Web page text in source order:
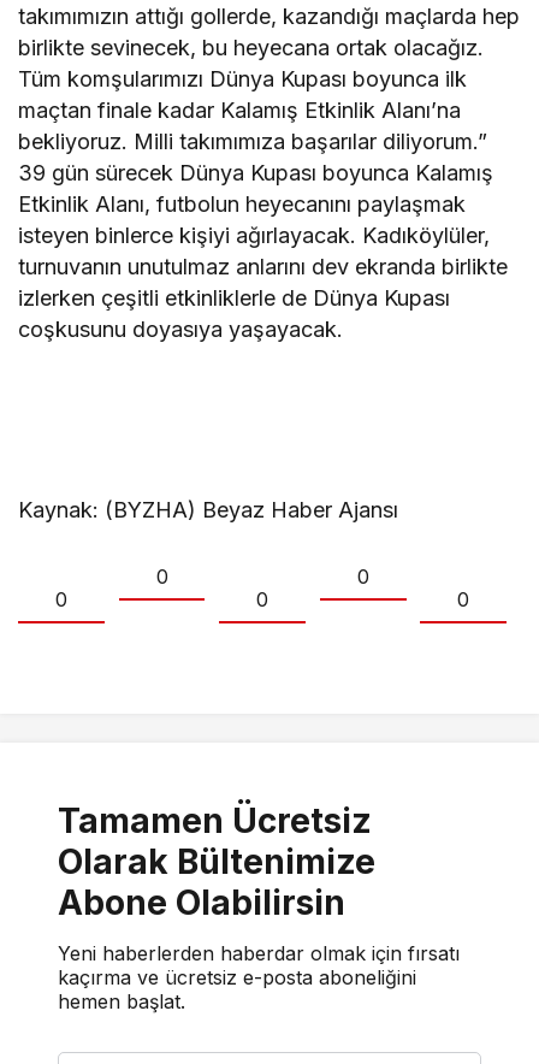
takımımızın attığı gollerde, kazandığı maçlarda hep
birlikte sevinecek, bu heyecana ortak olacağız.
Tüm komşularımızı Dünya Kupası boyunca ilk
maçtan finale kadar Kalamış Etkinlik Alanı’na
bekliyoruz. Milli takımımıza başarılar diliyorum.”
39 gün sürecek Dünya Kupası boyunca Kalamış
Etkinlik Alanı, futbolun heyecanını paylaşmak
isteyen binlerce kişiyi ağırlayacak. Kadıköylüler,
turnuvanın unutulmaz anlarını dev ekranda birlikte
izlerken çeşitli etkinliklerle de Dünya Kupası
coşkusunu doyasıya yaşayacak.
Kaynak: (BYZHA) Beyaz Haber Ajansı
0
0
0
0
0
Tamamen Ücretsiz
Olarak Bültenimize
Abone Olabilirsin
Yeni haberlerden haberdar olmak için fırsatı
kaçırma ve ücretsiz e-posta aboneliğini
hemen başlat.